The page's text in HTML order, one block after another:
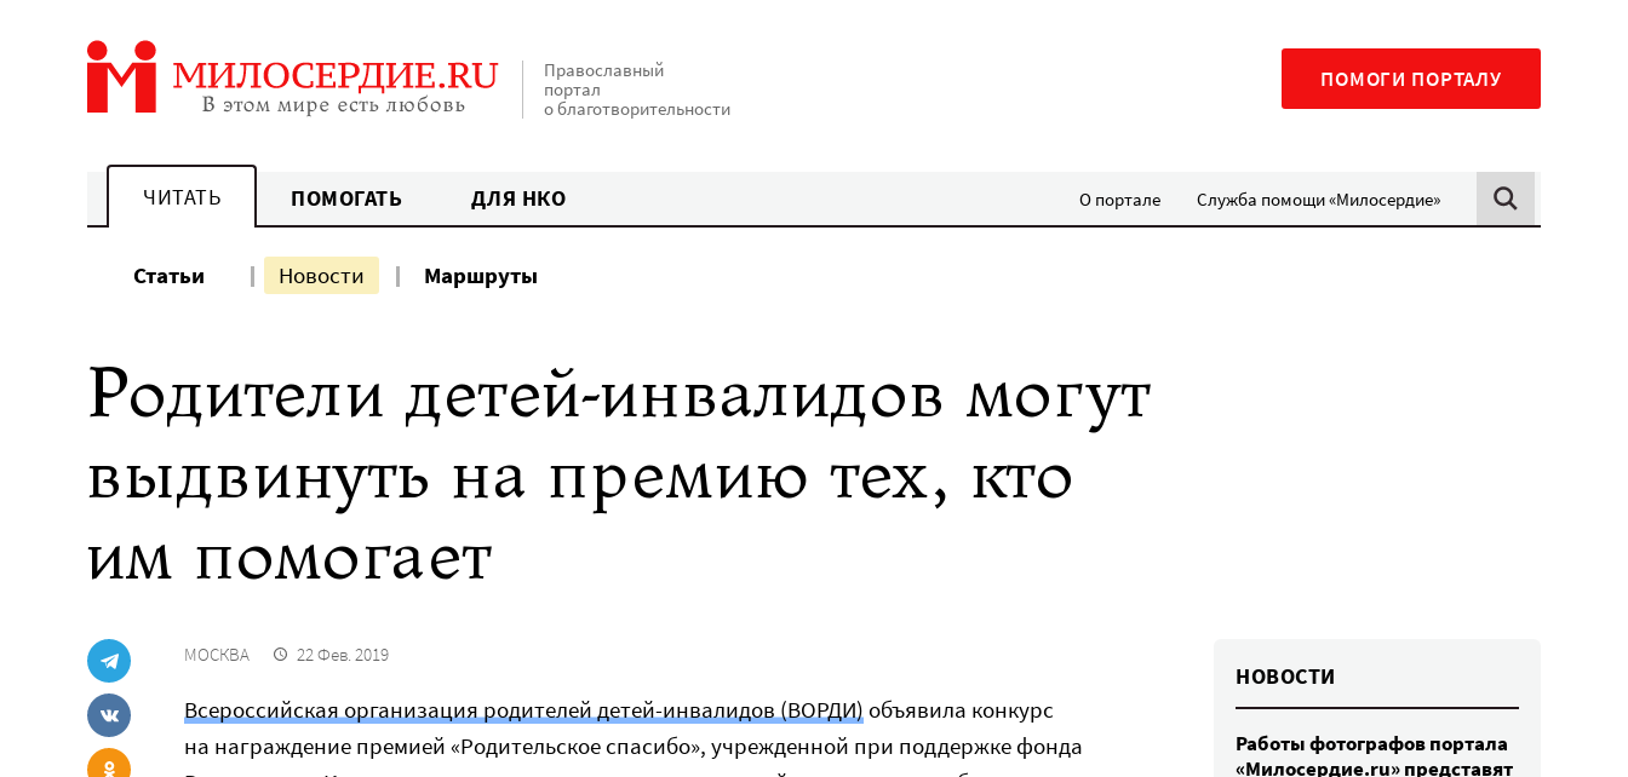
Православный
портал
о благотворительности
ПОМОГИ ПОРТАЛУ
ЧИТАТЬ ПОМОГАТЬ ДЛЯ НКО О портале Служба помощи «Милосердие»
Статьи Новости Маршруты
Родители детей-инвалидов могут
выдвинуть на премию тех, кто
им помогает
МОСКВА 22 Фев. 2019
Всероссийская организация родителей детей-инвалидов (ВОРДИ)объявила конкурс
на награждение премией «Родительское спасибо», учрежденной при поддержке фонда
НОВОСТИ
Работы фотографов портала
«Милосердие.ru» представят